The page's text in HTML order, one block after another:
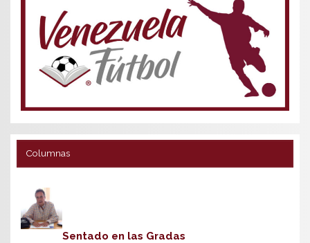
Columnas
Sentado en las Gradas